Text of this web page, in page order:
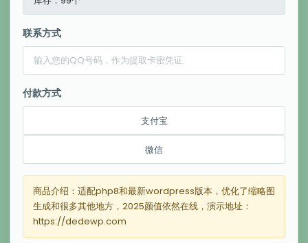
联系方式
付款方式
支付宝
微信
商品介绍：适配php8和最新wordpress版本，优化了缩略图
生成和很多其他地方，2025颜值依然在线，演示地址：
https://dedewp.com